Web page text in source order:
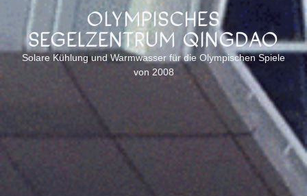
OLYMPISCHES
SEGELZENTRUM QINGDAO
Solare Kühlung und Warmwasser für die Olympischen Spiele
von 2008